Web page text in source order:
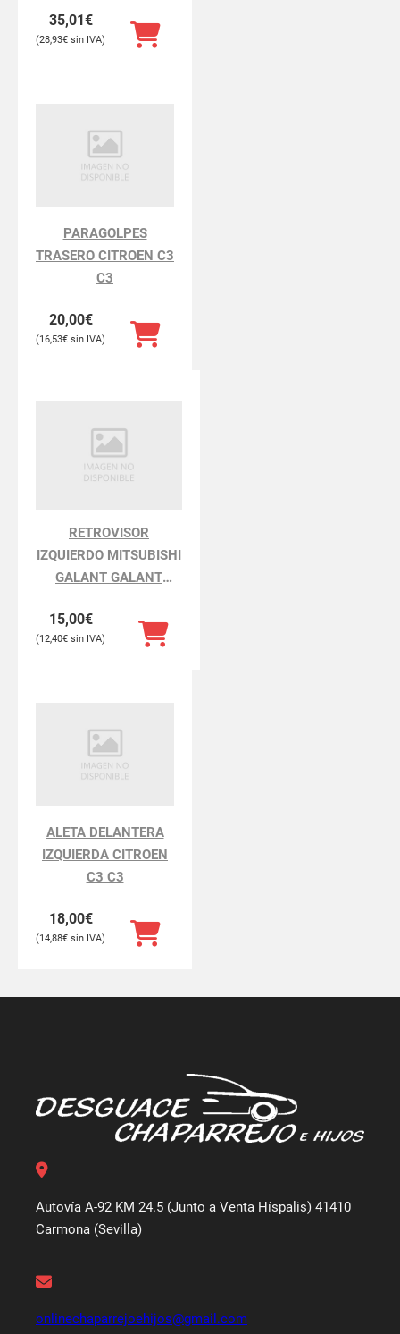
35,01€
28,93€
PARAGOLPES
TRASERO CITROEN C3
C3
20,00€
16,53€
RETROVISOR
IZQUIERDO MITSUBISHI
GALANT GALANT
15,00€
12,40€
ALETA DELANTERA
IZQUIERDA CITROEN
C3 C3
18,00€
14,88€
Autovía A-92 KM 24.5 (Junto a Venta Híspalis) 41410
Carmona (Sevilla)
onlinechaparrejoehijos@gmail.com